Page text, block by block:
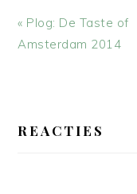
Vorig
bericht:
« Plog: De Taste of
Amsterdam 2014
INTERACTIES
REACTIES